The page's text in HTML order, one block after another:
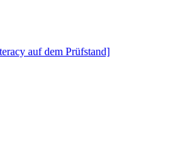
auf dem Prüfstand]